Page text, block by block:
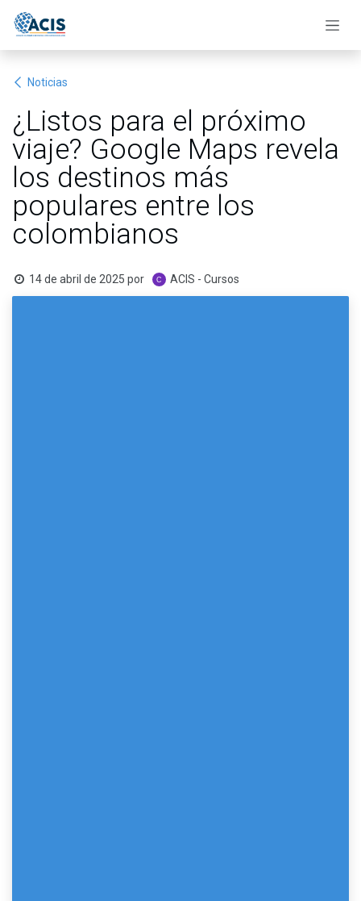
Noticias
¿Listos para el próximo
viaje? Google Maps revela
los destinos más
populares entre los
colombianos
14 de abril de 2025 por ACIS - Cursos